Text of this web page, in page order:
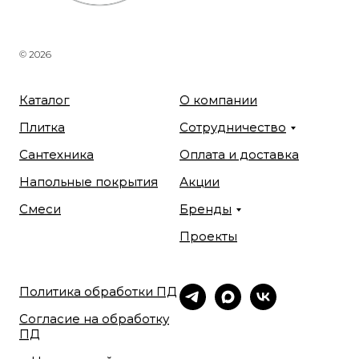
© 2026
Каталог
Плитка
Сантехника
Напольные покрытия
Смеси
О компании
Сотрудничество
Оплата и доставка
Акции
Бренды
Проекты
Политика обработки ПД
Согласие на обработку
ПД